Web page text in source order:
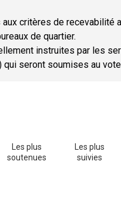
critères de recevabilité
de quartier.
instruites par les
seront soumises au
Les plus
soutenues
Les plus
suivies